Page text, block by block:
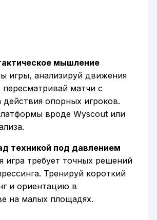
мышление
игры, анализируй движения
матчи с
опорных игроков.
вроде Wyscout или
техникой под давлением
игра требует точных решений
Тренируй короткий
и ориентацию в
на малых площадях.